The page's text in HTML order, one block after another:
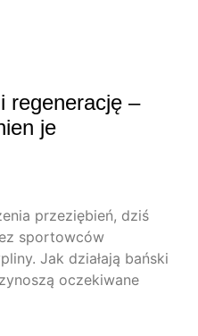
regenerację –
je
przeziębień, dziś
sportowców
Jak działają bański
oczekiwane